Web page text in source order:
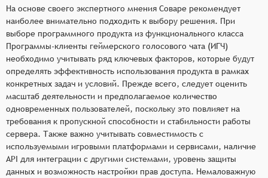
На основе своего экспертного мнения Соваре рекомендует
наиболее внимательно подходить к выбору решения. При
выборе программного продукта из функционального класса
Программы-клиенты геймерского голосового чата (ИГЧ)
необходимо учитывать ряд ключевых факторов, которые будут
определять эффективность использования продукта в рамках
конкретных задач и условий. Прежде всего, следует оценить
масштаб деятельности и предполагаемое количество
одновременных пользователей, поскольку это повлияет на
требования к пропускной способности и стабильности работы
сервера. Также важно учитывать совместимость с
используемыми игровыми платформами и сервисами, наличие
API для интеграции с другими системами, уровень защиты
данных и возможность настройки прав доступа. Немаловажную